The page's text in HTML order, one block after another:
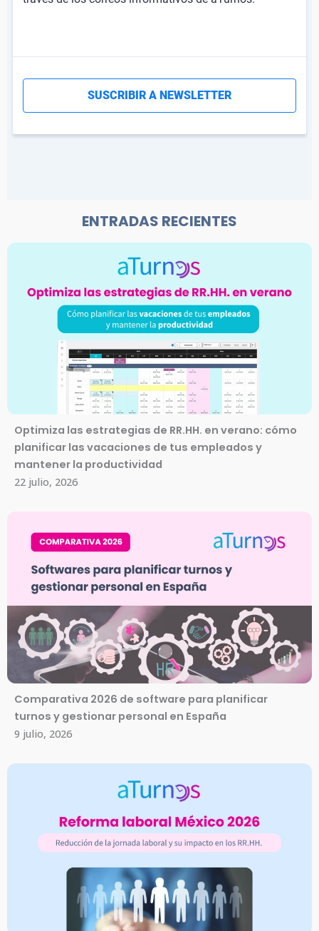
ENTRADAS RECIENTES
Optimiza las estrategias de RR.HH. en verano: cómo
planificar las vacaciones de tus empleados y
mantener la productividad
22 julio, 2026
Comparativa 2026 de software para planificar
turnos y gestionar personal en España
9 julio, 2026